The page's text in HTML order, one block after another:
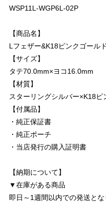
WSP11L-WGP6L-02P
【商品名】
Lフェザー&K18ピンクゴール
【サイズ】
タテ70.0mm×ヨコ16.0mm
【材質】
スターリングシルバー×K18ピ
【付属品】
・純正保証書
・純正ポーチ
・当店発行の購入証明書
【納期について】
▼在庫がある商品
即日～1週間以内での発送とな